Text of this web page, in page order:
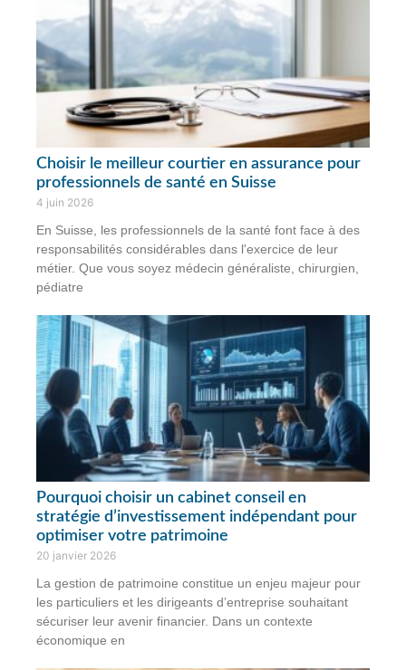
Choisir le meilleur courtier en assurance pour
professionnels de santé en Suisse
4 juin 2026
En Suisse, les professionnels de la santé font face à des
responsabilités considérables dans l'exercice de leur
métier. Que vous soyez médecin généraliste, chirurgien,
pédiatre
Pourquoi choisir un cabinet conseil en
stratégie d’investissement indépendant pour
optimiser votre patrimoine
20 janvier 2026
La gestion de patrimoine constitue un enjeu majeur pour
les particuliers et les dirigeants d’entreprise souhaitant
sécuriser leur avenir financier. Dans un contexte
économique en